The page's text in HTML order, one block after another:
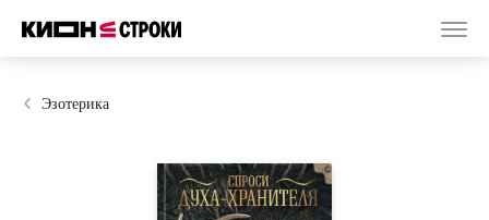
Эзотерика